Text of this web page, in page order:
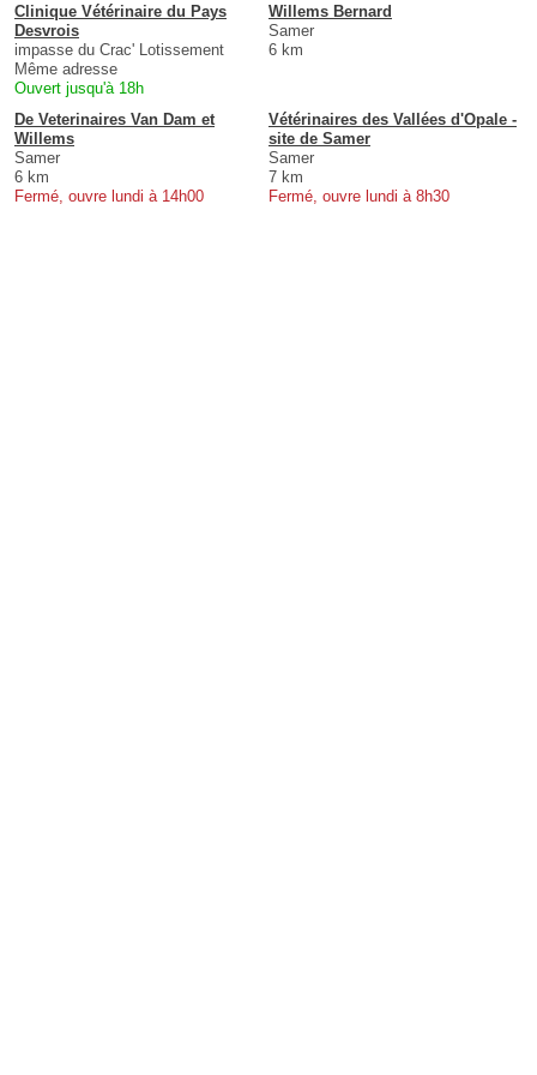
Clinique Vétérinaire du Pays
Desvrois
impasse du Crac' Lotissement
Même adresse
Ouvert jusqu'à 18h
Willems Bernard
Samer
6 km
De Veterinaires Van Dam et
Willems
Samer
6 km
Fermé, ouvre lundi à 14h00
Vétérinaires des Vallées d'Opale -
site de Samer
Samer
7 km
Fermé, ouvre lundi à 8h30